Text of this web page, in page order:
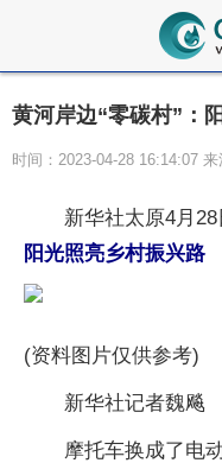
黄河岸边“零碳村”：
时间：2023-04-28 16:14:07
新华社太原4月
阳光照亮乡村振兴路
(资料图片仅供参考)
新华社记者魏飚
摩托车换成了电